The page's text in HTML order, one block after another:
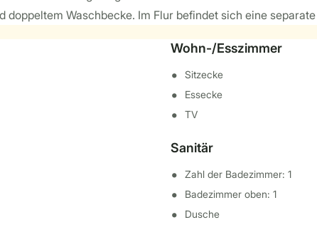
doppeltem Waschbecke. Im Flur befindet sich eine
Wohn-/Esszimmer
Sitzecke
Essecke
TV
Sanitär
Zahl der Badezimmer: 1
Badezimmer oben: 1
Dusche